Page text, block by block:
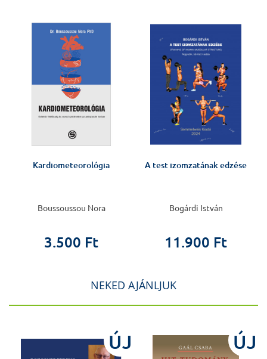
Kardiometeorológia
Boussoussou Nora
3.500 Ft
A test izomzatának edzése
Bogárdi István
11.900 Ft
NEKED AJÁNLJUK
ÚJ ÚJ